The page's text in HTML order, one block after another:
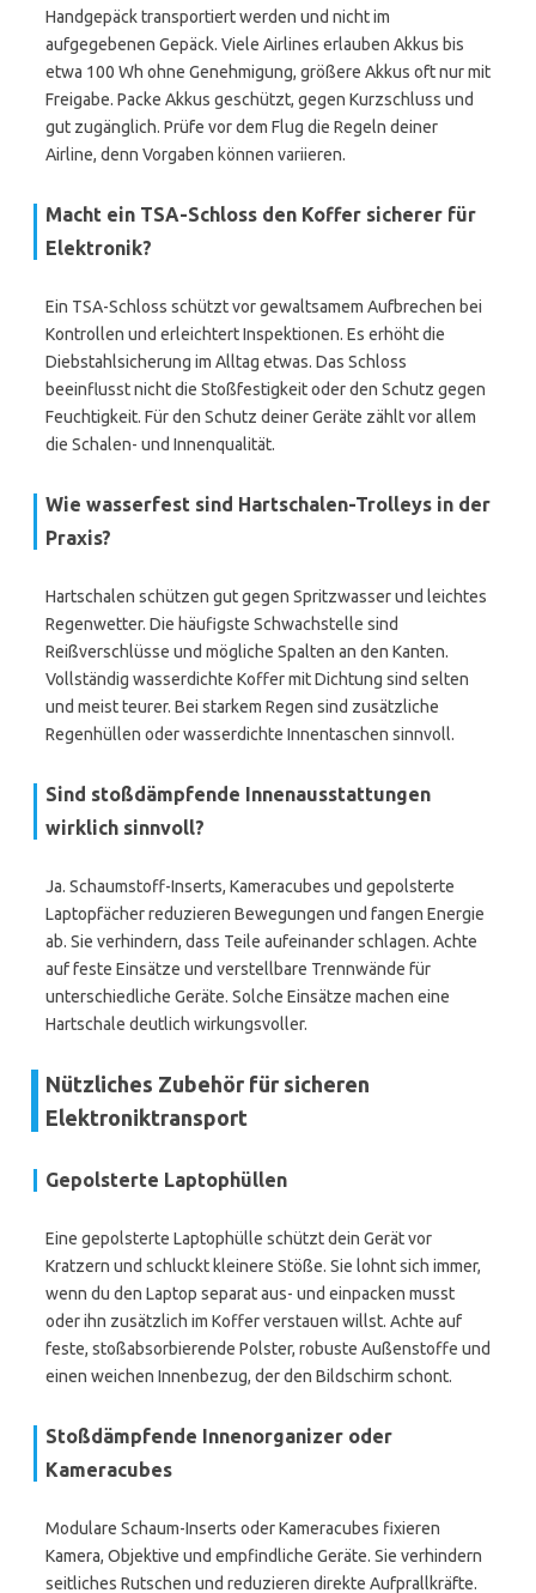
Handgepäck transportiert werden und nicht im
aufgegebenen Gepäck. Viele Airlines erlauben Akkus bis
etwa 100 Wh ohne Genehmigung, größere Akkus oft nur mit
Freigabe. Packe Akkus geschützt, gegen Kurzschluss und
gut zugänglich. Prüfe vor dem Flug die Regeln deiner
Airline, denn Vorgaben können variieren.
Macht ein TSA-Schloss den Koffer sicherer für
Elektronik?
Ein TSA-Schloss schützt vor gewaltsamem Aufbrechen bei
Kontrollen und erleichtert Inspektionen. Es erhöht die
Diebstahlsicherung im Alltag etwas. Das Schloss
beeinflusst nicht die Stoßfestigkeit oder den Schutz gegen
Feuchtigkeit. Für den Schutz deiner Geräte zählt vor allem
die Schalen- und Innenqualität.
Wie wasserfest sind Hartschalen-Trolleys in der
Praxis?
Hartschalen schützen gut gegen Spritzwasser und leichtes
Regenwetter. Die häufigste Schwachstelle sind
Reißverschlüsse und mögliche Spalten an den Kanten.
Vollständig wasserdichte Koffer mit Dichtung sind selten
und meist teurer. Bei starkem Regen sind zusätzliche
Regenhüllen oder wasserdichte Innentaschen sinnvoll.
Sind stoßdämpfende Innenausstattungen
wirklich sinnvoll?
Ja. Schaumstoff-Inserts, Kameracubes und gepolsterte
Laptopfächer reduzieren Bewegungen und fangen Energie
ab. Sie verhindern, dass Teile aufeinander schlagen. Achte
auf feste Einsätze und verstellbare Trennwände für
unterschiedliche Geräte. Solche Einsätze machen eine
Hartschale deutlich wirkungsvoller.
Nützliches Zubehör für sicheren
Elektroniktransport
Gepolsterte Laptophüllen
Eine gepolsterte Laptophülle schützt dein Gerät vor
Kratzern und schluckt kleinere Stöße. Sie lohnt sich immer,
wenn du den Laptop separat aus- und einpacken musst
oder ihn zusätzlich im Koffer verstauen willst. Achte auf
feste, stoßabsorbierende Polster, robuste Außenstoffe und
einen weichen Innenbezug, der den Bildschirm schont.
Stoßdämpfende Innenorganizer oder
Kameracubes
Modulare Schaum-Inserts oder Kameracubes fixieren
Kamera, Objektive und empfindliche Geräte. Sie verhindern
seitliches Rutschen und reduzieren direkte Aufprallkräfte.